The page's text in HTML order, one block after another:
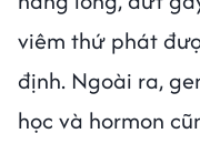
viêm thứ phát
định. Ngoài ra,
học và hormon